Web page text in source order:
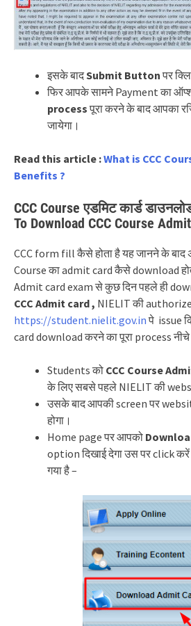
इसके बादSubmit Buttonपर
फिर आपके सामने Payment का
processपूरा करने के बाद आपका
जायेगा।
Read this article :What is CCC
Benefits ?
CCC Course एडमिट कार्ड
To Download CCC Course
CCC form fill कैसे होता है यह जानने के बाद
Course का admit card कैसे download
Admit card exam से कुछ दिन पहले ही
CCC Admit card , NIELIT की
https://student.nielit.gov.inपे issue
card download करने का पूरा process नीचे
Students को CCC Course
के लिए सबसे पहले NIELIT की
उसके बाद आपकी screen पर
होगा।
Home page पर आपको
option दिखाई देगा उस पर click
गया है –